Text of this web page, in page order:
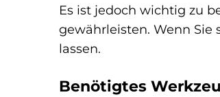
Es ist jedoch wichtig zu
gewährleisten. Wenn
lassen.
Benötigtes